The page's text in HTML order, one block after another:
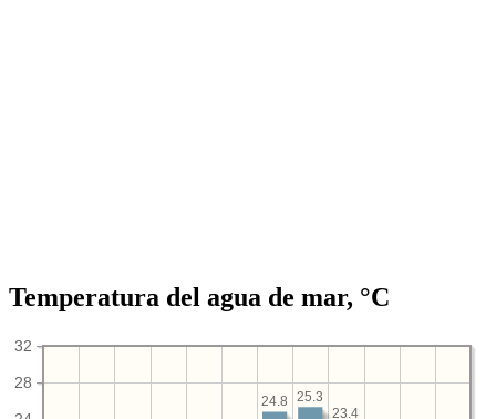
Temperatura del agua de mar, °C
28
32
23.4
25.3
24.8